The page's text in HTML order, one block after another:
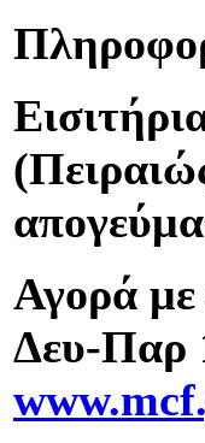
Αγορά με
Δευ-Παρ